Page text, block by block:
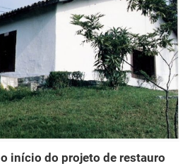
início do projeto de restauro